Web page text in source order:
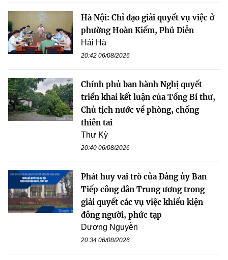
Hà Nội: Chỉ đạo giải quyết vụ việc ở
phường Hoàn Kiếm, Phú Diễn
Hải Hà
20:42 06/08/2026
Chính phủ ban hành Nghị quyết
triển khai kết luận của Tổng Bí thư,
Chủ tịch nước về phòng, chống
thiên tai
Thư Kỳ
20:40 06/08/2026
Phát huy vai trò của Đảng ủy Ban
Tiếp công dân Trung ương trong
giải quyết các vụ việc khiếu kiện
đông người, phức tạp
Dương Nguyễn
20:34 06/08/2026